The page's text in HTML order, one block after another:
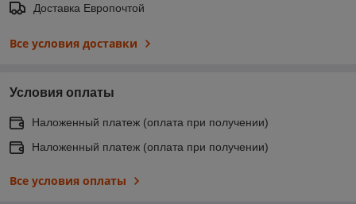
Доставка Европочтой
Все условия доставки
Условия оплаты
Наложенный платеж (оплата при получении)
Наложенный платеж (оплата при получении)
Все условия оплаты